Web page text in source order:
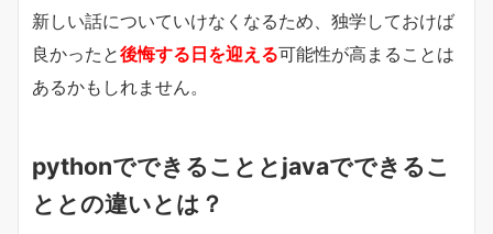
新しい話についていけなくなるため、独学しておけば
良かったと後悔する日を迎える可能性が高まることは
あるかもしれません。
pythonでできることとjavaでできるこ
ととの違いとは？